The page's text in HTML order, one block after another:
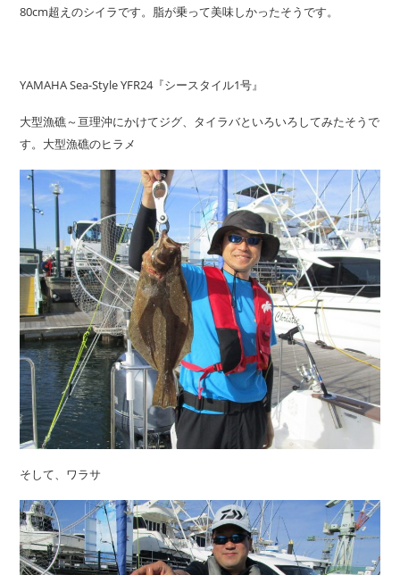
80cm超えのシイラです。脂が乗って美味しかったそうです。
YAMAHA Sea-Style YFR24『シースタイル1号』
大型漁礁～亘理沖にかけてジグ、タイラバといろいろしてみたそうで
す。大型漁礁のヒラメ
そして、ワラサ